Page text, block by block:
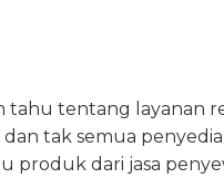
tahu tentang layanan
tak semua
produk dari jasa